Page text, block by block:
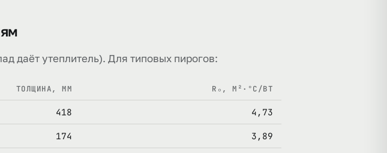
даёт утеплитель). Для типовых пирогов:
ТОЛЩИНА, ММ Rₒ, М²·°C/ВТ
418 4,73
174 3,89